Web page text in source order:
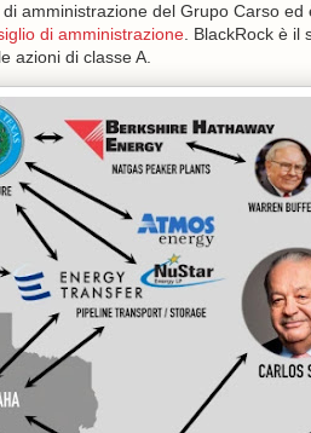
di amministrazione del Grupo Carso ed
di amministrazione. BlackRock è il
azioni di classe A.